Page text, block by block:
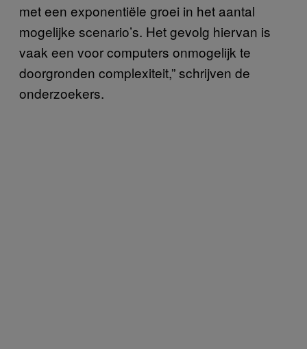
met een exponentiële groei in het aantal
mogelijke scenario’s. Het gevolg hiervan is
vaak een voor computers onmogelijk te
doorgronden complexiteit,” schrijven de
onderzoekers.